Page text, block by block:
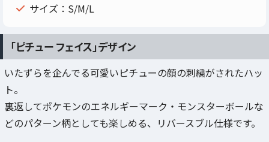
サイズ：S/M/L
「ピチュー フェイス」デザイン
いたずらを企んでる可愛いピチューの顔の刺繍がされたハッ
ト。
裏返してポケモンのエネルギーマーク・モンスターボールな
どのパターン柄としても楽しめる、リバースブル仕様です。